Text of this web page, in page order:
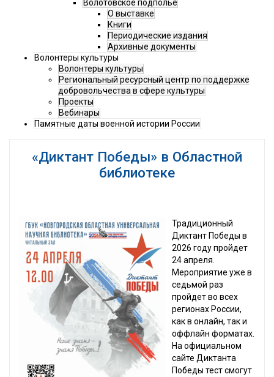
Волотовское подполье
О выставке
Книги
Периодические издания
Архивные документы
Волонтеры культуры
Волонтеры культуры
Региональный ресурсный центр по поддержке
добровольчества в сфере культуры
Проекты
Вебинары
Памятные даты военной истории России
«Диктант Победы» в Областной
библиотеке
Традиционный
Диктант Победы в
2026 году пройдет
24 апреля.
Мероприятие уже в
седьмой раз
пройдет во всех
регионах России,
как в онлайн, так и
оффлайн форматах.
На официальном
сайте Диктанта
Победы тест смогут